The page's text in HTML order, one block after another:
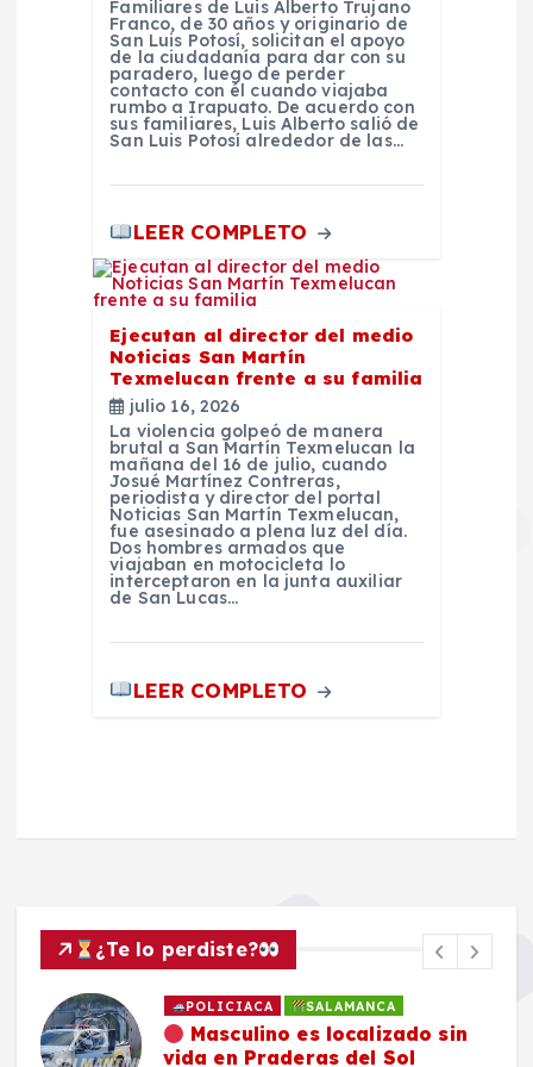
Familiares de Luis Alberto Trujano
Franco, de 30 años y originario de
San Luis Potosí, solicitan el apoyo
de la ciudadanía para dar con su
paradero, luego de perder
contacto con él cuando viajaba
rumbo a Irapuato. De acuerdo con
sus familiares, Luis Alberto salió de
San Luis Potosí alrededor de las…
LEER COMPLETO
Ejecutan al director del medio
Noticias San Martín
Texmelucan frente a su familia
julio 16, 2026
La violencia golpeó de manera
brutal a San Martín Texmelucan la
mañana del 16 de julio, cuando
Josué Martínez Contreras,
periodista y director del portal
Noticias San Martín Texmelucan,
fue asesinado a plena luz del día.
Dos hombres armados que
viajaban en motocicleta lo
interceptaron en la junta auxiliar
de San Lucas…
LEER COMPLETO
¿Te lo perdiste?
POLICIACA SALAMANCA
Masculino es localizado sin
vida en Praderas del Sol